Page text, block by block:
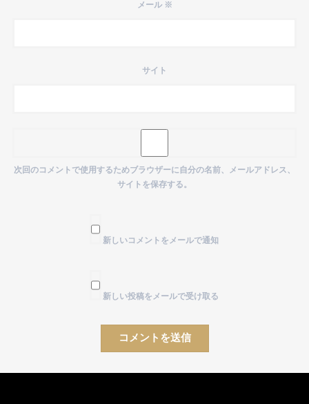
メール ※
サイト
次回のコメントで使用するためブラウザーに自分の名前、メールアドレス、
サイトを保存する。
新しいコメントをメールで通知
新しい投稿をメールで受け取る